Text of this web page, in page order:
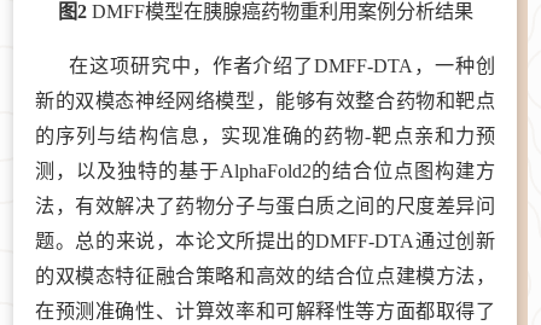
图2 DMFF模型在胰腺癌药物重利用案例分析结果
在这项研究中，作者介绍了DMFF-DTA，一种创
新的双模态神经网络模型，能够有效整合药物和靶点
的序列与结构信息，实现准确的药物-靶点亲和力预
测，以及独特的基于AlphaFold2的结合位点图构建方
法，有效解决了药物分子与蛋白质之间的尺度差异问
题。总的来说，本论文所提出的DMFF-DTA通过创新
的双模态特征融合策略和高效的结合位点建模方法，
在预测准确性、计算效率和可解释性等方面都取得了